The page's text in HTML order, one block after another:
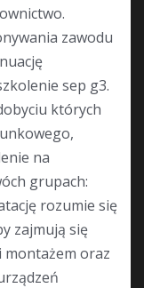
zawodu
sep g3.
których
na
grupach:
rozumie się
zajmują się
montażem oraz